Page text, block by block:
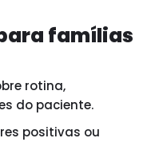
famílias
rotina,
do paciente.
positivas ou